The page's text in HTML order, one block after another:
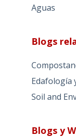
Aguas
Blogs
Edafología
Soil and
Blogs y